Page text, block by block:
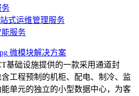
务
式运维管理服务
服务
微模块解决方案
基础设施提供的一款采用通道封
含工程预制的机柜、配电、制冷、监
单元的独立的小型数据中心，为客